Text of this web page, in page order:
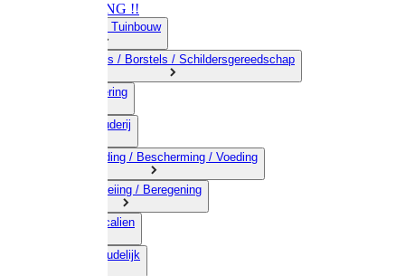
OPRUIMING !!
01) Land-& Tuinbouw
02) Bezems / Borstels / Schildersgereedschap
03) Afrastering
04) Veehouderij
05) Bestrijding / Bescherming / Voeding
06) Besproeiing / Beregening
07) Chemicalien
08) Huishoudelijk